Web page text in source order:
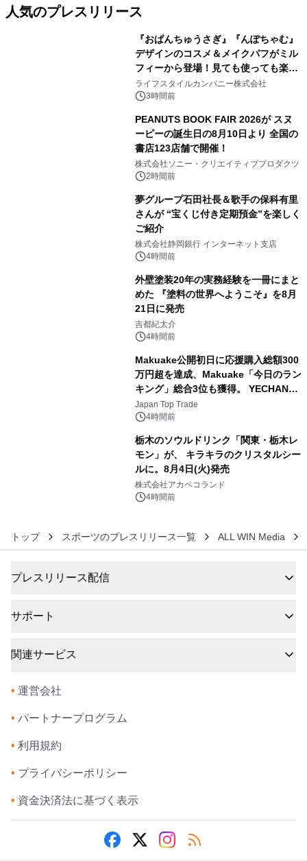
人気のプレスリリース
『おぱんちゅうさぎ』『んぽちゃむ』
デザインのコスメ＆メイクパフがミル
フィーから登場！見ても使っても楽し
い、ポップでキュートなコレクショ
ン。
ライフスタイルカンパニー株式会社
3時間前
PEANUTS BOOK FAIR 2026が スヌ
ーピーの誕生日の8月10日より 全国の
書店123店舗で開催！
株式会社ソニー・クリエイティブプロダクツ
2時間前
夢グループ石田社長＆歌手の保科有里
さんが “宝くじ付き定期預金”を楽しく
ご紹介
株式会社静岡銀行 インターネット支店
4時間前
外壁塗装20年の実務経験を一冊にまと
めた 『塗料の世界へようこそ』を8月
21日に発売
吉都紀太介
4時間前
Makuake公開初日に応援購入総額300
万円超を達成、Makuake「今日のラン
キング」総合3位も獲得。 YECHAN音
浴シンギングボウル第2弾の大型サイ
ズ（XL・2XL・3XL）を先行販売中
Japan Top Trade
4時間前
栃木のソウルドリンク「関東・栃木レ
モン」が、 キラキラのクリスタルシー
ルに。8月4日(火)発売
株式会社アカベコランド
4時間前
トップ スポーツのプレスリリース一覧 ALL WIN Media
プレスリリース配信
サポート
関連サービス
• 運営会社
• パートナープログラム
• 利用規約
• プライバシーポリシー
• 資金決済法に基づく表示